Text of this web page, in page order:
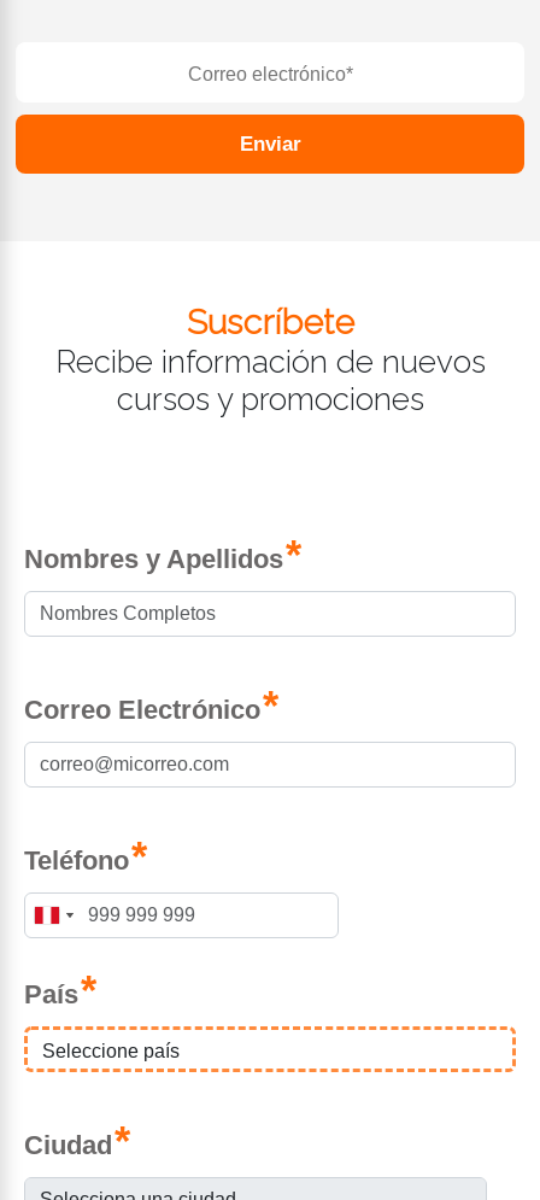
Enviar
Suscríbete
Recibe información de nuevos
cursos y promociones
Nombres y Apellidos*
Correo Electrónico*
Teléfono*
País*
Ciudad*